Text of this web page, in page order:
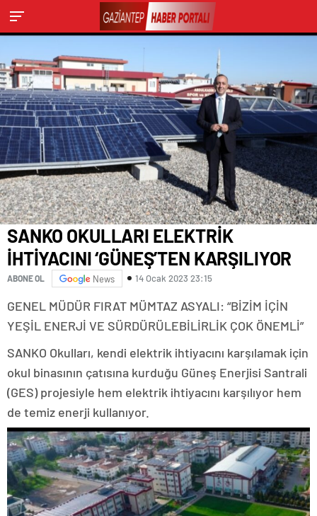
SANKO OKULLARI ELEKTRİK
İHTİYACINI ‘GÜNEŞ’TEN KARŞILIYOR
ABONE OL News 14 Ocak 2023 23:15
GENEL MÜDÜR FIRAT MÜMTAZ ASYALI: “BİZİM İÇİN
YEŞİL ENERJİ VE SÜRDÜRÜLEBİLİRLİK ÇOK ÖNEMLİ”
SANKO Okulları, kendi elektrik ihtiyacını karşılamak için
okul binasının çatısına kurduğu Güneş Enerjisi Santrali
(GES) projesiyle hem elektrik ihtiyacını karşılıyor hem
de temiz enerji kullanıyor.